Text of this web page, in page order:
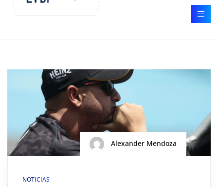
Alexander Mendoza
NOTICIAS